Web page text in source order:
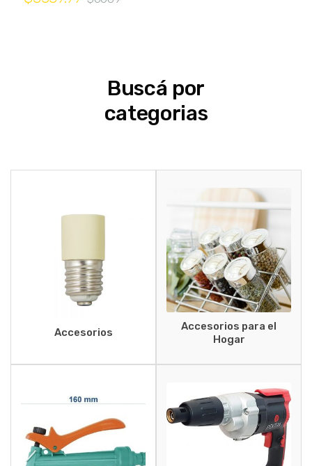
Buscá por
categorias
Accesorios
Accesorios para el
Hogar